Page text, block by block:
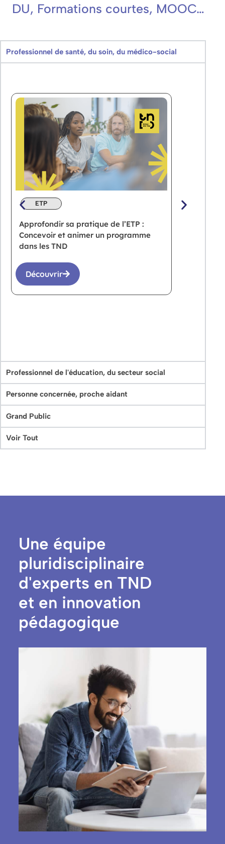
DU, Formations courtes, MOOC…
Professionnel de santé, du soin, du médico-social
ETP
Approfondir sa pratique de l’ETP :
Concevoir et animer un programme
dans les TND
Découvrir
Professionnel de l'éducation, du secteur social
Personne concernée, proche aidant
Grand Public
Voir Tout
Une équipe
pluridisciplinaire
d'experts en TND
et en innovation
pédagogique